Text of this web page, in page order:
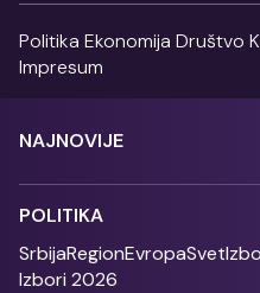
Politika Ekonomija Društvo
Impresum
NAJNOVIJE
POLITIKA
SrbijaRegionEvropaSvet
Izbori 2026